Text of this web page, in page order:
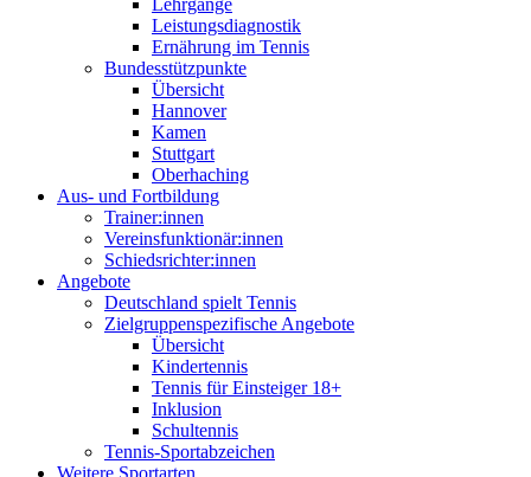
Lehrgänge
Leistungsdiagnostik
Ernährung im Tennis
Bundesstützpunkte
Übersicht
Hannover
Kamen
Stuttgart
Oberhaching
Aus- und Fortbildung
Trainer:innen
Vereinsfunktionär:innen
Schiedsrichter:innen
Angebote
Deutschland spielt Tennis
Zielgruppenspezifische Angebote
Übersicht
Kindertennis
Tennis für Einsteiger 18+
Inklusion
Schultennis
Tennis-Sportabzeichen
Weitere Sportarten